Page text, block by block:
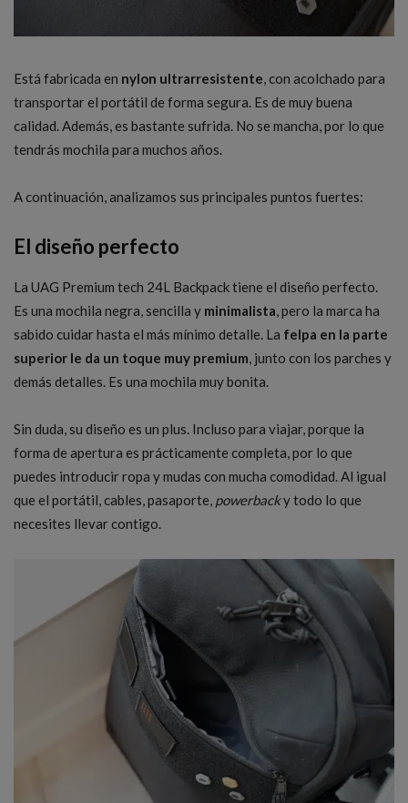
Está fabricada en nylon ultrarresistente , con acolchado para
transportar el portátil de forma segura. Es de muy buena
calidad. Además, es bastante sufrida. No se mancha, por lo que
tendrás mochila para muchos años.
A continuación, analizamos sus principales puntos fuertes:
El diseño perfecto
La UAG Premium tech 24L Backpack tiene el diseño perfecto.
Es una mochila negra, sencilla y minimalista , pero la marca ha
sabido cuidar hasta el más mínimo detalle. La felpa en la parte
superior le da un toque muy premium , junto con los parches y
demás detalles. Es una mochila muy bonita.
Sin duda, su diseño es un plus. Incluso para viajar, porque la
forma de apertura es prácticamente completa, por lo que
puedes introducir ropa y mudas con mucha comodidad. Al igual
que el portátil, cables, pasaporte, powerbacky todo lo que
necesites llevar contigo.